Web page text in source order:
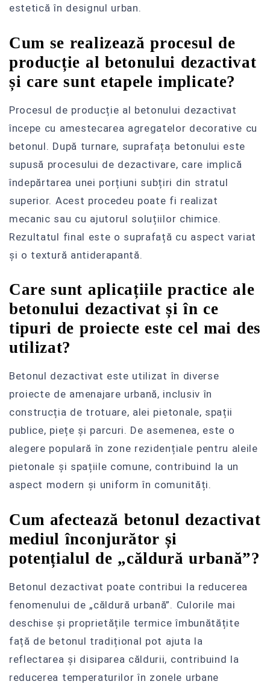
estetică în designul urban.
Cum se realizează procesul de
producție al betonului dezactivat
și care sunt etapele implicate?
Procesul de producție al betonului dezactivat
începe cu amestecarea agregatelor decorative cu
betonul. După turnare, suprafața betonului este
supusă procesului de dezactivare, care implică
îndepărtarea unei porțiuni subțiri din stratul
superior. Acest procedeu poate fi realizat
mecanic sau cu ajutorul soluțiilor chimice.
Rezultatul final este o suprafață cu aspect variat
și o textură antiderapantă.
Care sunt aplicațiile practice ale
betonului dezactivat și în ce
tipuri de proiecte este cel mai des
utilizat?
Betonul dezactivat este utilizat în diverse
proiecte de amenajare urbană, inclusiv în
construcția de trotuare, alei pietonale, spații
publice, piețe și parcuri. De asemenea, este o
alegere populară în zone rezidențiale pentru aleile
pietonale și spațiile comune, contribuind la un
aspect modern și uniform în comunități.
Cum afectează betonul dezactivat
mediul înconjurător și
potențialul de „căldură urbană”?
Betonul dezactivat poate contribui la reducerea
fenomenului de „căldură urbană”. Culorile mai
deschise și proprietățile termice îmbunătățite
față de betonul tradițional pot ajuta la
reflectarea și disiparea căldurii, contribuind la
reducerea temperaturilor în zonele urbane